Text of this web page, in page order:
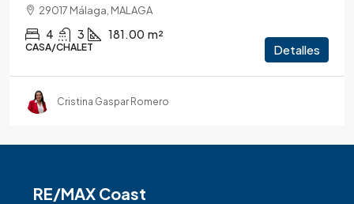
29017 Málaga, MALAGA
4 3 181.00 m²
CASA/CHALET Detalles
Cristina Gaspar Romero
RE/MAX Coast